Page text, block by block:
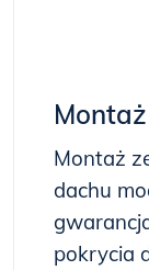
Montaż
dachu
pokrycia